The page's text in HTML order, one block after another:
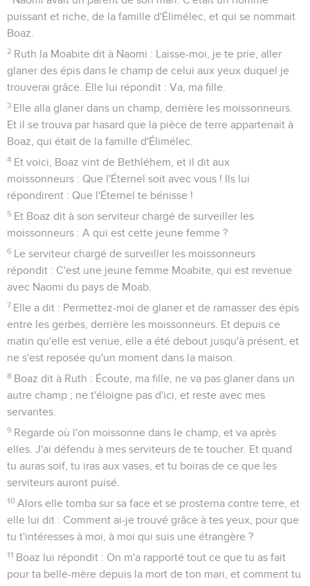
puissant et riche, de la famille d'Élimélec, et qui se nommait
Boaz.
2 Ruth la Moabite dit à Naomi : Laisse-moi, je te prie, aller
glaner des épis dans le champ de celui aux yeux duquel je
trouverai grâce. Elle lui répondit : Va, ma fille.
3 Elle alla glaner dans un champ, derrière les moissonneurs.
Et il se trouva par hasard que la pièce de terre appartenait à
Boaz, qui était de la famille d'Élimélec.
4 Et voici, Boaz vint de Bethléhem, et il dit aux
moissonneurs : Que l'Éternel soit avec vous ! Ils lui
répondirent : Que l'Éternel te bénisse !
5 Et Boaz dit à son serviteur chargé de surveiller les
moissonneurs : A qui est cette jeune femme ?
6 Le serviteur chargé de surveiller les moissonneurs
répondit : C'est une jeune femme Moabite, qui est revenue
avec Naomi du pays de Moab.
7 Elle a dit : Permettez-moi de glaner et de ramasser des épis
entre les gerbes, derrière les moissonneurs. Et depuis ce
matin qu'elle est venue, elle a été debout jusqu'à présent, et
ne s'est reposée qu'un moment dans la maison.
8 Boaz dit à Ruth : Écoute, ma fille, ne va pas glaner dans un
autre champ ; ne t'éloigne pas d'ici, et reste avec mes
servantes.
9 Regarde où l'on moissonne dans le champ, et va après
elles. J'ai défendu à mes serviteurs de te toucher. Et quand
tu auras soif, tu iras aux vases, et tu boiras de ce que les
serviteurs auront puisé.
10 Alors elle tomba sur sa face et se prosterna contre terre, et
elle lui dit : Comment ai-je trouvé grâce à tes yeux, pour que
tu t'intéresses à moi, à moi qui suis une étrangère ?
11 Boaz lui répondit : On m'a rapporté tout ce que tu as fait
pour ta belle-mère depuis la mort de ton mari, et comment tu